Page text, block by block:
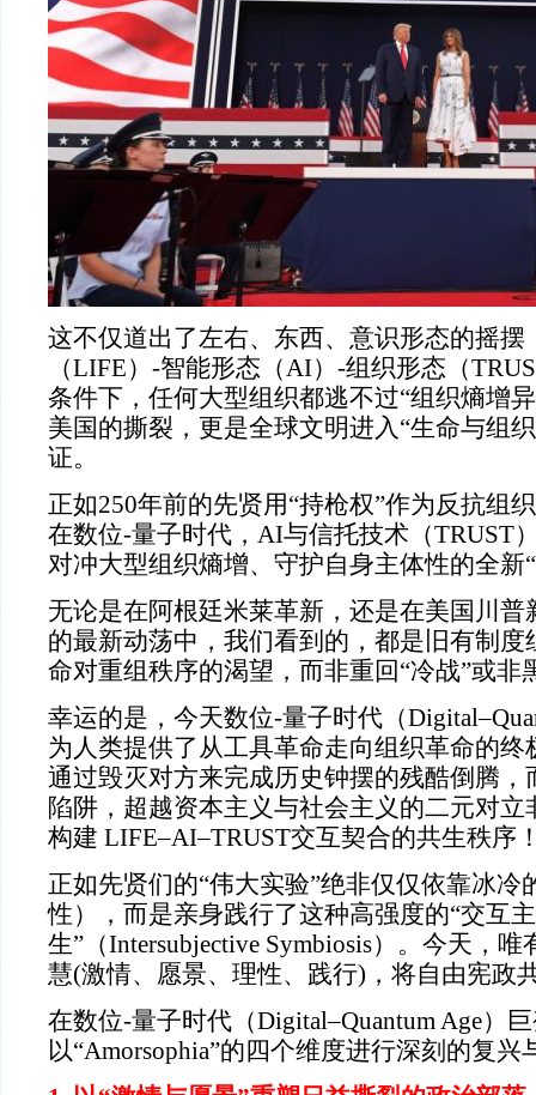
这不仅道出了左右、东西、意识形态的摇摆
（LIFE）-智能形态（AI）-组织形态（
条件下，任何大型组织都逃不过“组织熵增
美国的撕裂，更是全球文明进入“生命与组
证。
正如250年前的先贤用“持枪权”作为反抗组
在数位-量子时代，AI与信托技术（TRUST
对冲大型组织熵增、守护自身主体性的全新
无论是在阿根廷米莱革新，还是在美国川普
的最新动荡中，我们看到的，都是旧有制度
命对重组秩序的渴望，而非重回“冷战”或非
幸运的是，今天数位-量子时代（
为人类提供了从工具革命走向组织革命的终
通过毁灭对方来完成历史钟摆的残酷倒腾，
陷阱，超越资本主义与社会主义的二元对
构建 LIFE–AI–TRUST交互契合的共生秩序
正如先贤们的“伟大实验”绝非仅仅依靠冰冷
性），而是亲身践行了这种高强度的“交互
生”（Intersubjective Symbiosis）。今天，
慧(激情、愿景、理性、践行)，将自由宪政
在数位-量子时代（Digital–Quantum Age）
以“Amorsophia”的四个维度进行深刻的复兴